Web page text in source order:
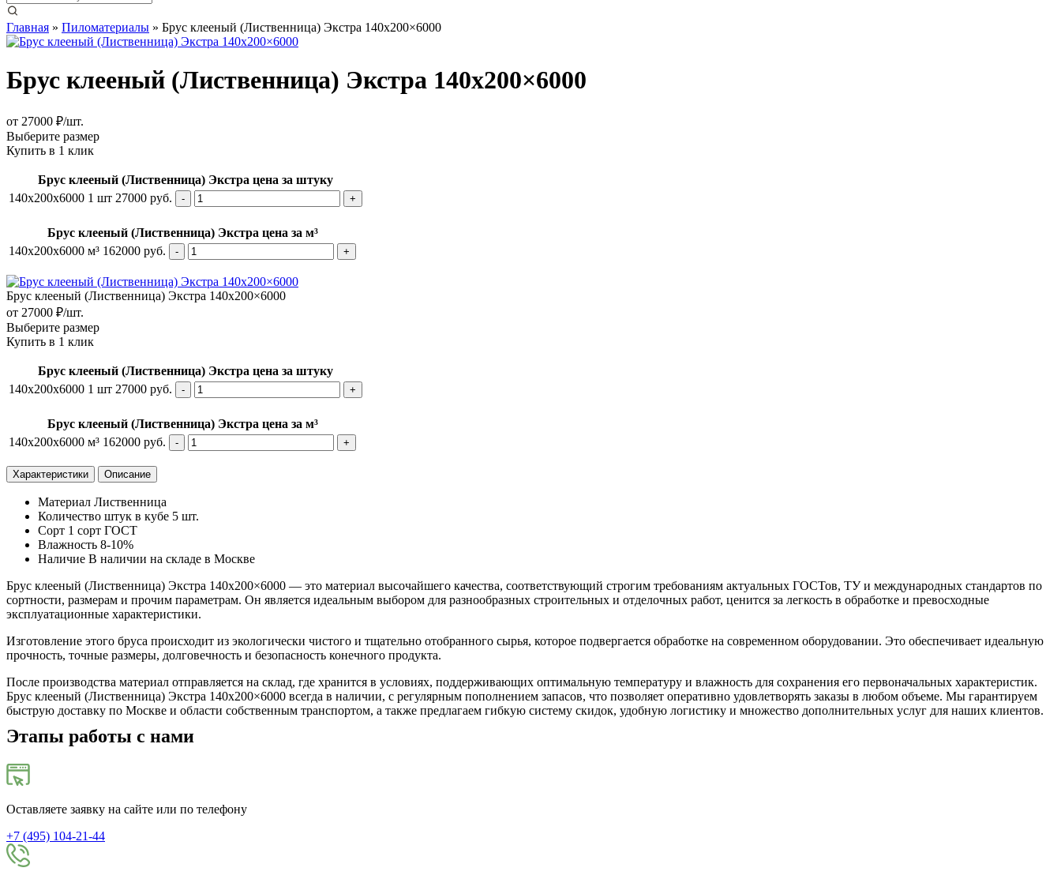
Главная » Пиломатериалы » Брус клееный (Лиственница) Экстра 140х200×6000
Брус клееный (Лиственница) Экстра 140х200×6000
от 27000 ₽/шт.
Выберите размер
Купить в 1 клик
Брус клееный (Лиственница) Экстра цена за штуку
140х200x6000 1 шт 27000 руб.
Брус клееный (Лиственница) Экстра цена за м³
140х200x6000 м³ 162000 руб.
Брус клееный (Лиственница) Экстра 140х200×6000
от 27000 ₽/шт.
Выберите размер
Купить в 1 клик
Брус клееный (Лиственница) Экстра цена за штуку
140х200x6000 1 шт 27000 руб.
Брус клееный (Лиственница) Экстра цена за м³
140х200x6000 м³ 162000 руб.
Характеристики Описание
Материал Лиственница
Количество штук в кубе 5 шт.
Сорт 1 сорт ГОСТ
Влажность 8-10%
Наличие В наличии на складе в Москве
Брус клееный (Лиственница) Экстра 140х200×6000 — это материал высочайшего качества, соответствующий строгим требованиям актуальных ГОСТов, ТУ и международных стандартов по
сортности, размерам и прочим параметрам. Он является идеальным выбором для разнообразных строительных и отделочных работ, ценится за легкость в обработке и превосходные
эксплуатационные характеристики.
Изготовление этого бруса происходит из экологически чистого и тщательно отобранного сырья, которое подвергается обработке на современном оборудовании. Это обеспечивает идеальную
прочность, точные размеры, долговечность и безопасность конечного продукта.
После производства материал отправляется на склад, где хранится в условиях, поддерживающих оптимальную температуру и влажность для сохранения его первоначальных характеристик.
Брус клееный (Лиственница) Экстра 140х200×6000 всегда в наличии, с регулярным пополнением запасов, что позволяет оперативно удовлетворять заказы в любом объеме. Мы гарантируем
быструю доставку по Москве и области собственным транспортом, а также предлагаем гибкую систему скидок, удобную логистику и множество дополнительных услуг для наших клиентов.
Этапы работы с нами
Оставляете заявку на сайте или по телефону
+7 (495) 104-21-44